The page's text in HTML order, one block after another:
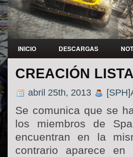
INICIO DESCARGAS
CREACIÓN
abril 25th, 2013
Se comunica que se
los miembros de
encuentran en la
contrario aparece